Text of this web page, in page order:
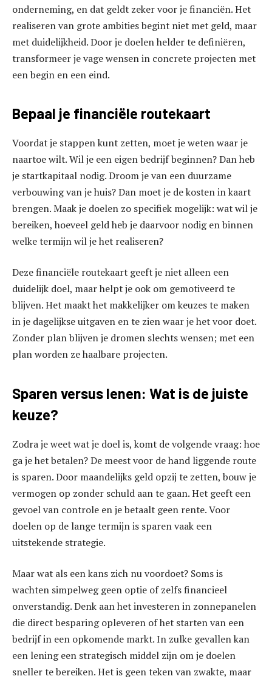
onderneming, en dat geldt zeker voor je financiën. Het
realiseren van grote ambities begint niet met geld, maar
met duidelijkheid. Door je doelen helder te definiëren,
transformeer je vage wensen in concrete projecten met
een begin en een eind.
Bepaal je financiële routekaart
Voordat je stappen kunt zetten, moet je weten waar je
naartoe wilt. Wil je een eigen bedrijf beginnen? Dan heb
je startkapitaal nodig. Droom je van een duurzame
verbouwing van je huis? Dan moet je de kosten in kaart
brengen. Maak je doelen zo specifiek mogelijk: wat wil je
bereiken, hoeveel geld heb je daarvoor nodig en binnen
welke termijn wil je het realiseren?
Deze financiële routekaart geeft je niet alleen een
duidelijk doel, maar helpt je ook om gemotiveerd te
blijven. Het maakt het makkelijker om keuzes te maken
in je dagelijkse uitgaven en te zien waar je het voor doet.
Zonder plan blijven je dromen slechts wensen; met een
plan worden ze haalbare projecten.
Sparen versus lenen: Wat is de juiste
keuze?
Zodra je weet wat je doel is, komt de volgende vraag: hoe
ga je het betalen? De meest voor de hand liggende route
is sparen. Door maandelijks geld opzij te zetten, bouw je
vermogen op zonder schuld aan te gaan. Het geeft een
gevoel van controle en je betaalt geen rente. Voor
doelen op de lange termijn is sparen vaak een
uitstekende strategie.
Maar wat als een kans zich nu voordoet? Soms is
wachten simpelweg geen optie of zelfs financieel
onverstandig. Denk aan het investeren in zonnepanelen
die direct besparing opleveren of het starten van een
bedrijf in een opkomende markt. In zulke gevallen kan
een lening een strategisch middel zijn om je doelen
sneller te bereiken. Het is geen teken van zwakte, maar